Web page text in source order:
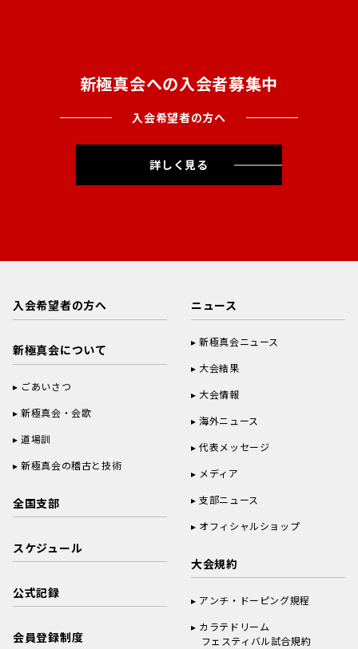
新極真会への入会者募集中
入会希望者の方へ
詳しく見る
入会希望者の方へ
新極真会について
ごあいさつ
新極真会・会歌
道場訓
新極真会の稽古と技術
全国支部
スケジュール
公式記録
会員登録制度
ニュース
新極真会ニュース
大会結果
大会情報
海外ニュース
代表メッセージ
メディア
支部ニュース
オフィシャルショップ
大会規約
アンチ・ドーピング規程
カラテドリーム
フェスティバル試合規約